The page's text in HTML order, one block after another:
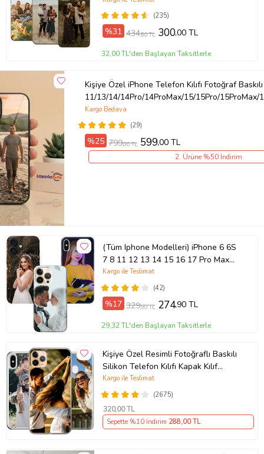
(235)
%31 434,80 TL 300,00 TL
32,00 TL'den Başlayan Taksitlerle
Kişiye Özel iPhone Telefon Kılıfı Fotoğraf Baskılı
11/13/14/14Pro/14ProMax/15/15Pro/
(29)
Kargo Bedava
%25 799,00 TL 599,00 TL
2. Ürüne %50 İndirim
(Tüm Iphone Modelleri) iPhone 6 6S
7 8 11 12 13 14 15 16 17 Pro Max
Plus Mini Kişiye Özel Resimli
Fotoğraflı Kılıf(42)
Kargo ile Teslimat
%17 329,90 TL 274,90 TL
29,32 TL'den Başlayan Taksitlerle
Kişiye Özel Resimli Fotoğraflı Baskılı
Silikon Telefon Kılıfı Kapak Kılıf
(Telefon Modelleri Açıklamada)
(2675)
Kargo ile Teslimat
320,00 TL
Sepette %10 İndirim 288,00 TL